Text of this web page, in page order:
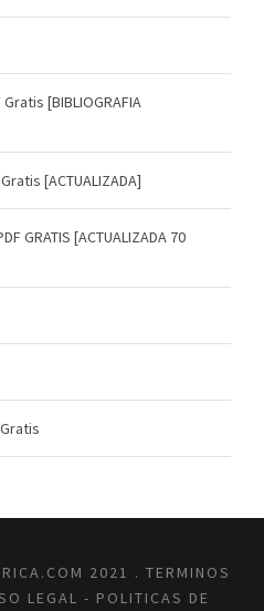
[BIBLIOGRAFIA
[ACTUALIZADA]
GRATIS [ACTUALIZADA 70
2021 . TERMINOS
LEGAL - POLITICAS DE